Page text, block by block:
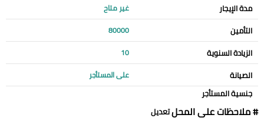
مدة الإيجار غير متاح
التأمين 80000
الزيادة السنوية 10
الصيانة على المستأجر
جنسية المستأجر
# ملاحظات علي المحلتعديل